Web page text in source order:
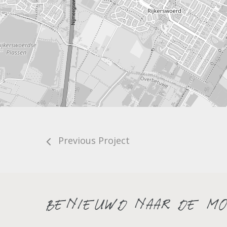
Previous Project
Benieuwd naar de